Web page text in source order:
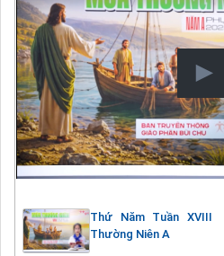
Thứ Năm Tuần XVIII
Thường Niên A